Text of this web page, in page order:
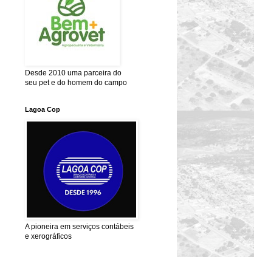
Desde 2010 uma parceira do
seu pet e do homem do campo
Lagoa Cop
A pioneira em serviços contábeis
e xerográficos